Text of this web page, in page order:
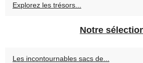
Explorez les trésors...
Notre
Les incontournables sacs de...